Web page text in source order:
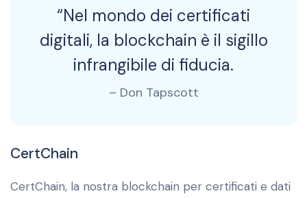
“Nel mondo dei certificati
digitali, la blockchain è il sigillo
infrangibile di fiducia.
– Don Tapscott
CertChain
CertChain, la nostra blockchain per certificati e dati